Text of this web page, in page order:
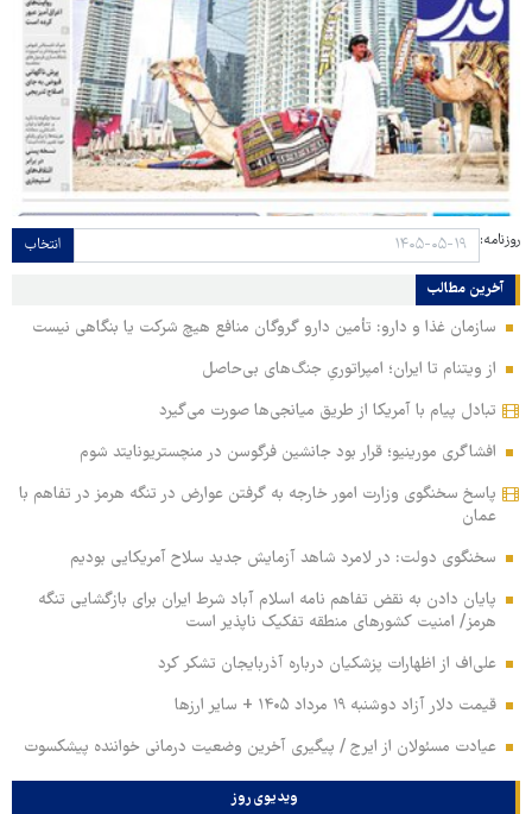
روزنامه: انتخاب
آخرین مطالب
سازمان غذا و دارو: تأمین دارو گروگان منافع هیچ شرکت یا بنگاهی نیست
از ویتنام تا ایران؛ امپراتوریِ جنگ‌های بی‌حاصل
تبادل پیام با آمریکا از طریق میانجی‌ها صورت می‌گیرد
افشاگری مورینیو؛ قرار بود جانشین فرگوسن در منچستریونایتد شوم
پاسخ سخنگوی وزارت امور خارجه به گرفتن عوارض در تنگه هرمز در تفاهم با
عمان
سخنگوی دولت: در لامرد شاهد آزمایش جدید سلاح آمریکایی بودیم
پایان دادن به نقض تفاهم نامه اسلام آباد شرط ایران برای بازگشایی تنگه
هرمز/ امنیت کشورهای منطقه تفکیک ناپذیر است
علی‌اف از اظهارات پزشکیان درباره آذربایجان تشکر کرد
قیمت دلار آزاد دوشنبه ۱۹ مرداد ۱۴۰۵ + سایر ارزها
عیادت مسئولان از ایرج / پیگیری آخرین وضعیت درمانی خواننده پیشکسوت
ویدیوی روز